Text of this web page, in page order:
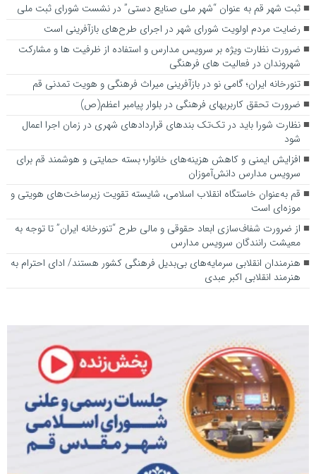
ثبت شهر قم به عنوان “شهر ملی صنایع دستی” در نشست شورای ثبت ملی
رضایت مردم اولویت شورای شهر در اجرای طرح‌های بازآفرینی است
ضرورت نظارت ویژه بر سرویس مدارس و استفاده از ظرفیت ها و مشارکت
شهروندان در فعالیت های فرهنگی
تنورخانه ایران؛ گامی نو در بازآفرینی میراث فرهنگی و هویت تمدنی قم
ضرورت تحقق کاربری­های فرهنگی در بلوار پیامبر اعظم(ص)
نظارت شورا باید در تک‌تک بندهای قراردادهای شهری در زمان اجرا اعمال
شود
افزایش ایمنی و کاهش هزینه‌های خانوار؛ بسته حمایتی و هوشمند قم برای
سرویس مدارس دانش‌آموزان
قم به‌عنوان خاستگاه انقلاب اسلامی، شایسته تقویت زیرساخت‌های هویتی و
موزه‌ای است
از ضرورت شفاف‌سازی ابعاد حقوقی و مالی طرح “تنورخانه ایران” تا توجه به
معیشت رانندگان سرویس مدارس
هنرمندان انقلابی سرمایه‌های بی‌بدیل فرهنگی کشور هستند/ ادای احترام به
هنرمند انقلابی اکبر عبدی